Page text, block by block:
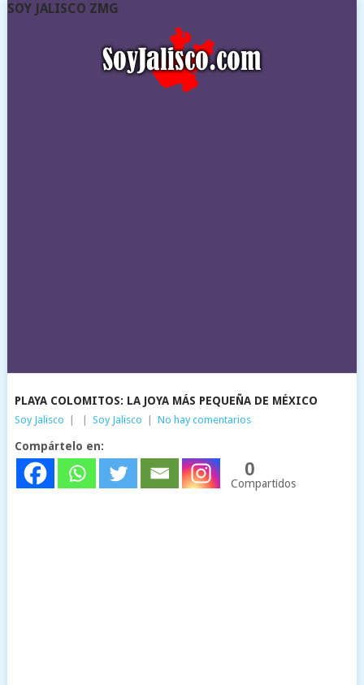
SOY JALISCO ZMG
PLAYA COLOMITOS: LA JOYA MÁS PEQUEÑA DE MÉXICO
Soy Jalisco Soy Jalisco No hay comentarios
Compártelo en:
0
Compartidos